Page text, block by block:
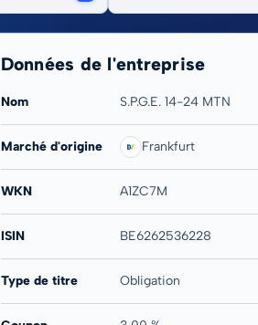
Données de l'entreprise
Nom S.P.G.E. 14-24 MTN
Marché d'origine Frankfurt
WKN A1ZC7M
ISIN BE6262536228
Type de titre Obligation